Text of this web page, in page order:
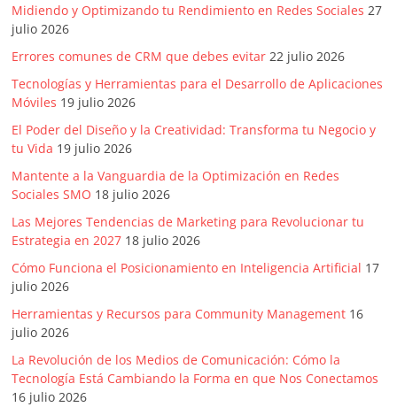
Midiendo y Optimizando tu Rendimiento en Redes Sociales 27
julio 2026
Errores comunes de CRM que debes evitar 22 julio 2026
Tecnologías y Herramientas para el Desarrollo de Aplicaciones
Móviles 19 julio 2026
El Poder del Diseño y la Creatividad: Transforma tu Negocio y
tu Vida 19 julio 2026
Mantente a la Vanguardia de la Optimización en Redes
Sociales SMO 18 julio 2026
Las Mejores Tendencias de Marketing para Revolucionar tu
Estrategia en 2027 18 julio 2026
Cómo Funciona el Posicionamiento en Inteligencia Artificial 17
julio 2026
Herramientas y Recursos para Community Management 16
julio 2026
La Revolución de los Medios de Comunicación: Cómo la
Tecnología Está Cambiando la Forma en que Nos Conectamos
16 julio 2026